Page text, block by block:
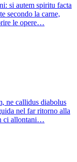
si autem spiritu facta
secondo la carne,
le opere…
ne callidus diabolus
nel far ritorno alla
ci allontani…